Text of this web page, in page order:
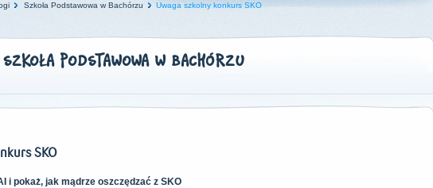
Szkoła Podstawowa w Bachórzu Uwaga szkolny konkurs SKO
SZKOŁA PODSTAWOWA W BACHÓRZU
SKO
i pokaż, jak mądrze oszczędzać z SKO